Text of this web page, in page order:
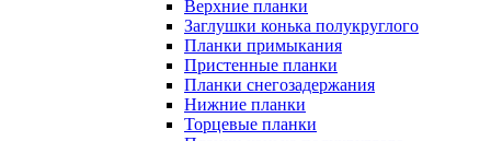
Верхние планки
Заглушки конька полукруглого
Планки примыкания
Пристенные планки
Планки снегозадержания
Нижние планки
Торцевые планки